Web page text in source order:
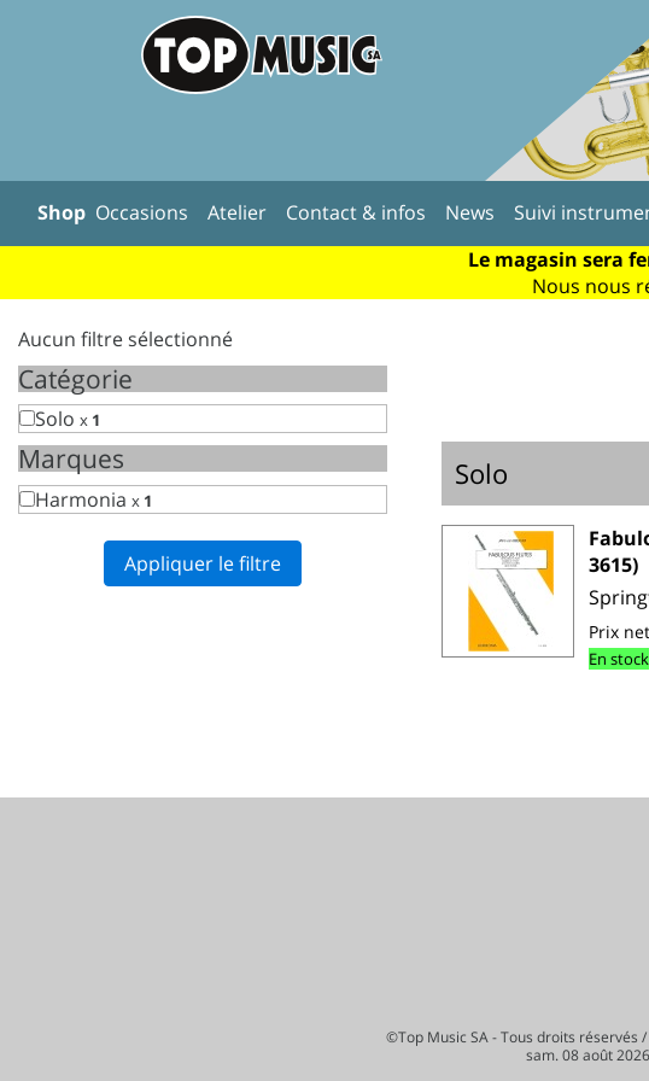
Shop Occasions Atelier Contact & infos News Suivi
Le magasin sera
Nous nous
Aucun filtre sélectionné
Catégorie
Solo x 1
Marques
Harmonia x 1
Appliquer le filtre
Solo
3615)
Prix net
En stock
©Top Music SA - Tous droits réservés /
sam. 08 août